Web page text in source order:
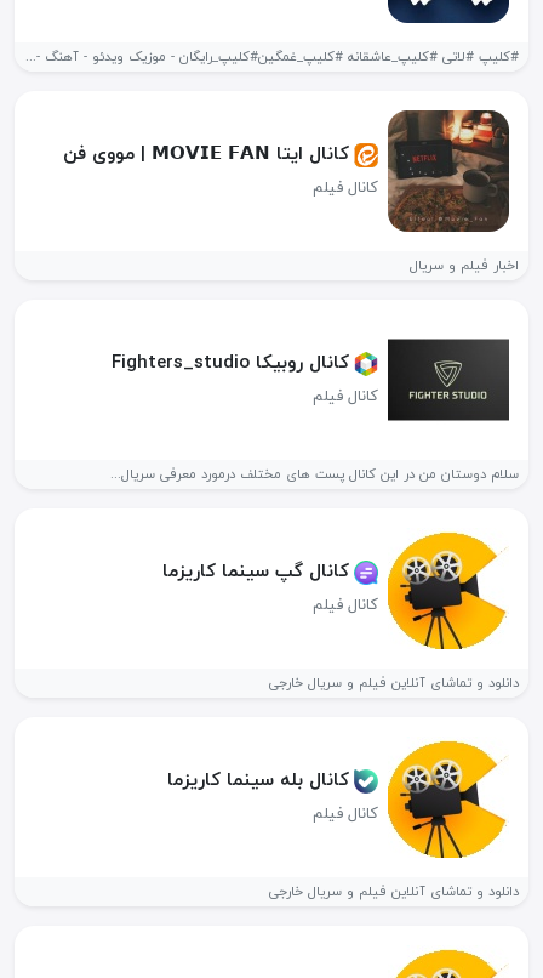
#کلیپ #لاتی #کلیپ_عاشقانه #کلیپ_غمگین#کلیپ_رایگان - موزیک ویدئو - آهنگ - عاشقانه -...
کانال ایتا 𝗠𝗢𝗩𝗜𝗘 𝗙𝗔𝗡 | مووی فن
کانال فیلم
اخبار فیلم و سریال
کانال روبیکا Fighters_studio
کانال فیلم
سلام دوستان من در این کانال پست های مختلف درمورد معرفی سریال...
کانال گپ سینما کاریزما
کانال فیلم
دانلود و تماشای آنلاین فیلم و سریال خارجی
کانال بله سینما کاریزما
کانال فیلم
دانلود و تماشای آنلاین فیلم و سریال خارجی